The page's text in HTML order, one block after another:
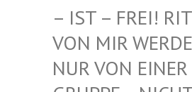
ST – FREI!
MIR WERDEN,
VON EINER GRU